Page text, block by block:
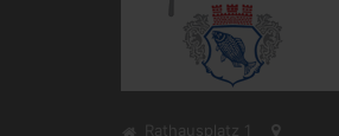
Rathausplatz 1